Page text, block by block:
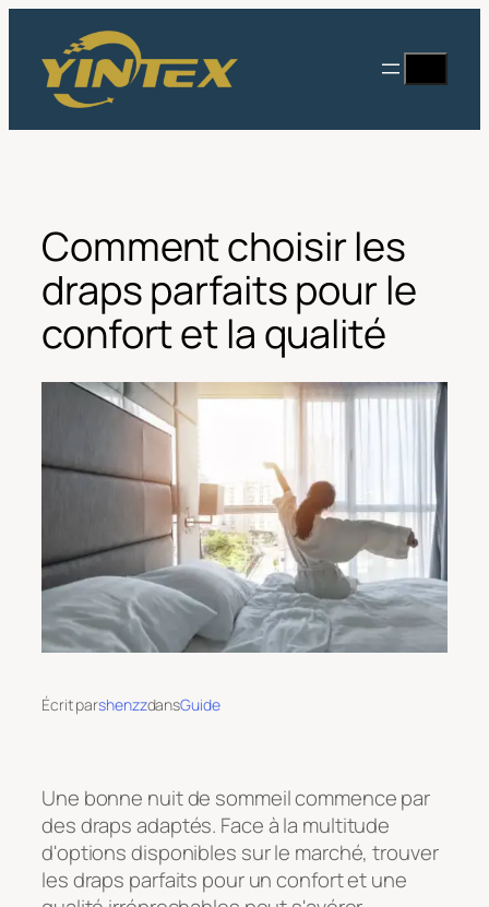
contenu
Comment choisir les
draps parfaits pour le
confort et la qualité
Écrit parshenzzdansGuide
Une bonne nuit de sommeil commence par
des draps adaptés. Face à la multitude
d'options disponibles sur le marché, trouver
les draps parfaits pour un confort et une